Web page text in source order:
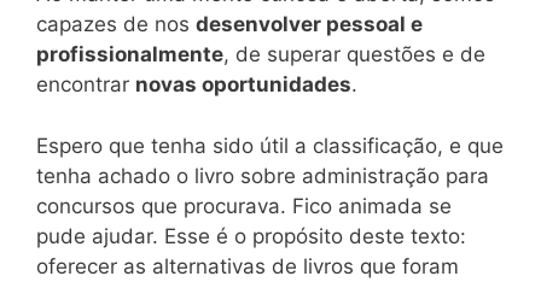
capazes de nos desenvolver pessoal e
profissionalmente, de superar questões e de
encontrar novas oportunidades.
Espero que tenha sido útil a classificação, e que
tenha achado o livro sobre administração para
concursos que procurava. Fico animada se
pude ajudar. Esse é o propósito deste texto:
oferecer as alternativas de livros que foram